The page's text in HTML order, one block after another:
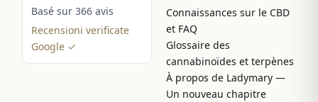
Basé sur 366 avis
Recensioni verificate
Google ✓
Connaissances sur le CBD
et FAQ
Glossaire des
cannabinoïdes et terpènes
À propos de Ladymary —
Un nouveau chapitre